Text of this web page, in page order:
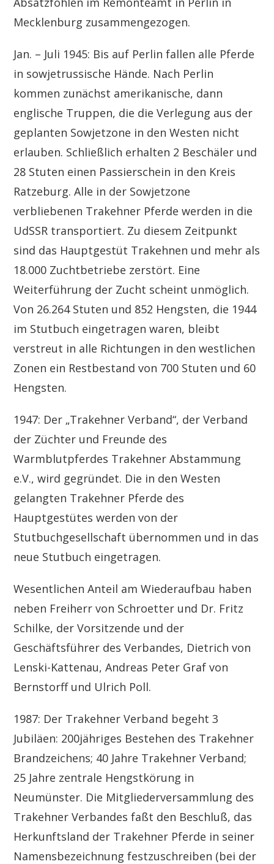
Mecklenburg zusammengezogen.
Jan. – Juli 1945: Bis auf Perlin fallen alle Pferde
in sowjetrussische Hände. Nach Perlin
kommen zunächst amerikanische, dann
englische Truppen, die die Verlegung aus der
geplanten Sowjetzone in den Westen nicht
erlauben. Schließlich erhalten 2 Beschäler und
28 Stuten einen Passierschein in den Kreis
Ratzeburg. Alle in der Sowjetzone
verbliebenen Trakehner Pferde werden in die
UdSSR transportiert. Zu diesem Zeitpunkt
sind das Hauptgestüt Trakehnen und mehr als
18.000 Zuchtbetriebe zerstört. Eine
Weiterführung der Zucht scheint unmöglich.
Von 26.264 Stuten und 852 Hengsten, die 1944
im Stutbuch eingetragen waren, bleibt
verstreut in alle Richtungen in den westlichen
Zonen ein Restbestand von 700 Stuten und 60
Hengsten.
1947: Der „Trakehner Verband“, der Verband
der Züchter und Freunde des
Warmblutpferdes Trakehner Abstammung
e.V., wird gegründet. Die in den Westen
gelangten Trakehner Pferde des
Hauptgestütes werden von der
Stutbuchgesellschaft übernommen und in das
neue Stutbuch eingetragen.
Wesentlichen Anteil am Wiederaufbau haben
neben Freiherr von Schroetter und Dr. Fritz
Schilke, der Vorsitzende und der
Geschäftsführer des Verbandes, Dietrich von
Lenski-Kattenau, Andreas Peter Graf von
Bernstorff und Ulrich Poll.
1987: Der Trakehner Verband begeht 3
Jubiläen: 200jähriges Bestehen des Trakehner
Brandzeichens; 40 Jahre Trakehner Verband;
25 Jahre zentrale Hengstkörung in
Neumünster. Die Mitgliederversammlung des
Trakehner Verbandes faßt den Beschluß, das
Herkunftsland der Trakehner Pferde in seiner
Namensbezeichnung festzuschreiben (bei der